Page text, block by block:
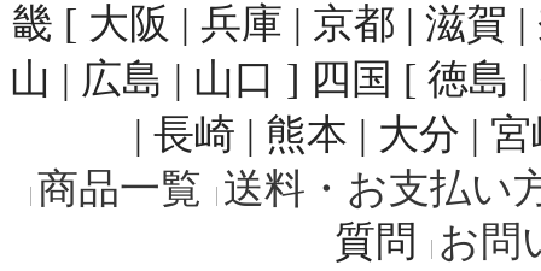
畿 [ 大阪 | 兵庫 | 京都 | 滋賀
山 | 広島 | 山口 ] 四国 [ 徳島
| 長崎 | 熊本 | 大分 |
商品一覧 送料・お支払い
質問
お問